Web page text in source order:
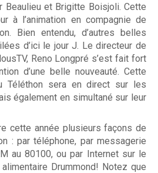
de Followmybid
Beaulieu et Brigitte Boisjoli. Cette
à l’animation en compagnie de
Bien entendu, d’autres belles
d’ici le jour J. Le directeur de
Reno Longpré s’est fait fort
d’une belle nouveauté. Cette
Téléthon sera en direct sur les
également en simultané sur leur
cette année plusieurs façons de
: par téléphone, par messagerie
au 80100, ou par Internet sur le
Drummond! Notez que